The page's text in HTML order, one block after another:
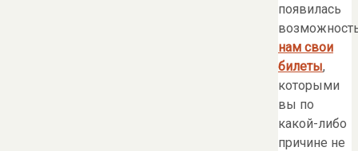
появилась
нам свои
билеты,
которыми
вы по
какой-либо
причине не